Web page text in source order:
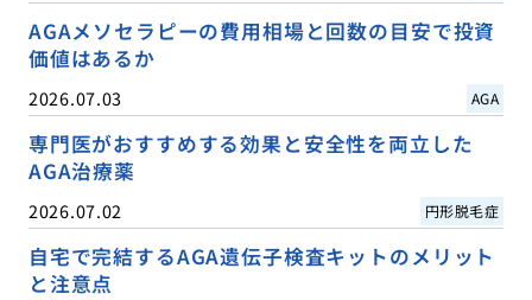
AGAメソセラピーの費用相場と回数の目安で投資
価値はあるか
2026.07.03 AGA
専門医がおすすめする効果と安全性を両立した
AGA治療薬
2026.07.02 円形脱毛症
自宅で完結するAGA遺伝子検査キットのメリット
と注意点